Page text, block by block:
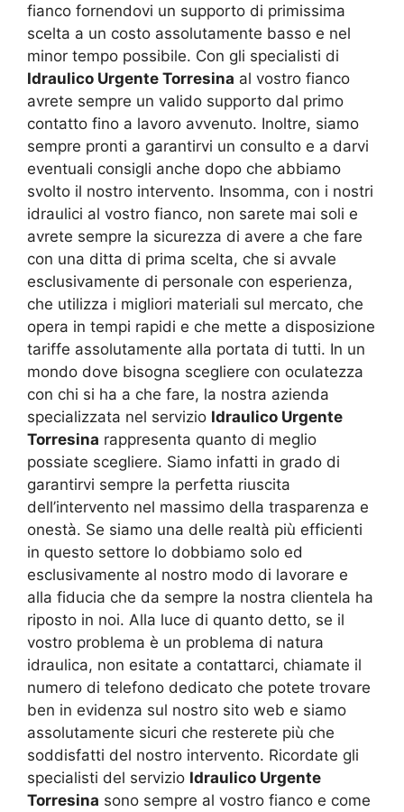
fianco fornendovi un supporto di primissima
scelta a un costo assolutamente basso e nel
minor tempo possibile. Con gli specialisti di
Idraulico Urgente Torresina al vostro fianco
avrete sempre un valido supporto dal primo
contatto fino a lavoro avvenuto. Inoltre, siamo
sempre pronti a garantirvi un consulto e a darvi
eventuali consigli anche dopo che abbiamo
svolto il nostro intervento. Insomma, con i nostri
idraulici al vostro fianco, non sarete mai soli e
avrete sempre la sicurezza di avere a che fare
con una ditta di prima scelta, che si avvale
esclusivamente di personale con esperienza,
che utilizza i migliori materiali sul mercato, che
opera in tempi rapidi e che mette a disposizione
tariffe assolutamente alla portata di tutti. In un
mondo dove bisogna scegliere con oculatezza
con chi si ha a che fare, la nostra azienda
specializzata nel servizio Idraulico Urgente
Torresina rappresenta quanto di meglio
possiate scegliere. Siamo infatti in grado di
garantirvi sempre la perfetta riuscita
dell’intervento nel massimo della trasparenza e
onestà. Se siamo una delle realtà più efficienti
in questo settore lo dobbiamo solo ed
esclusivamente al nostro modo di lavorare e
alla fiducia che da sempre la nostra clientela ha
riposto in noi. Alla luce di quanto detto, se il
vostro problema è un problema di natura
idraulica, non esitate a contattarci, chiamate il
numero di telefono dedicato che potete trovare
ben in evidenza sul nostro sito web e siamo
assolutamente sicuri che resterete più che
soddisfatti del nostro intervento. Ricordate gli
specialisti del servizio Idraulico Urgente
Torresina sono sempre al vostro fianco e come